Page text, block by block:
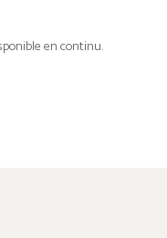
en continu.